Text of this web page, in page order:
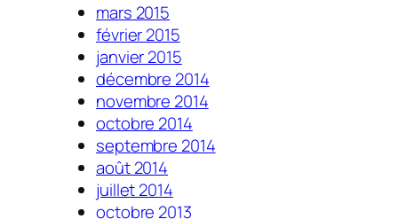
mars 2015
février 2015
janvier 2015
décembre 2014
novembre 2014
octobre 2014
septembre 2014
août 2014
juillet 2014
octobre 2013